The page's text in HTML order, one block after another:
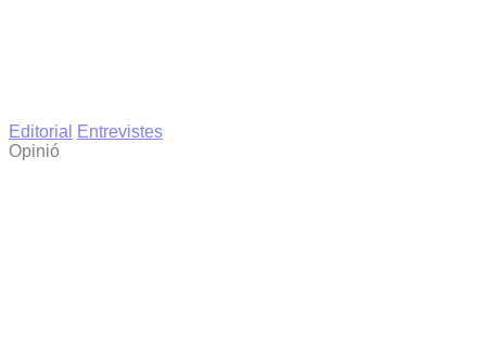
Editorial
Entrevistes
Opinió